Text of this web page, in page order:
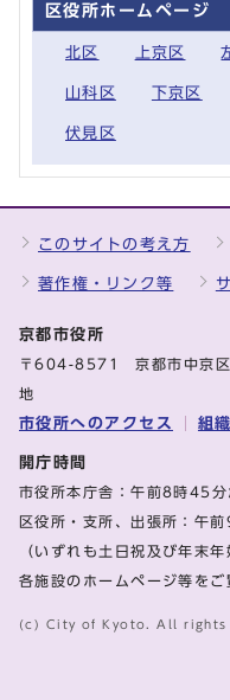
区役所ホームページ
北区 上京区
山科区 下京区
伏見区
このサイトの考え方
著作権・リンク等
京都市役所
〒604-8571 京都市中京区
地
市役所へのアクセス 組
開庁時間
市役所本庁舎：午前8時45
区役所・支所、出張所：午
（いずれも土日祝及び年末
各施設のホームページ等をご
(c) City of Kyoto. All rights